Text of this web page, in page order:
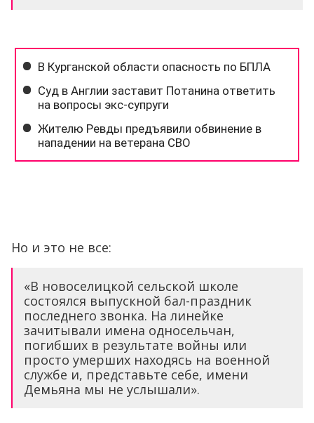
Но и это не все:
«В новоселицкой сельской школе
состоялся выпускной бал-праздник
последнего звонка. На линейке
зачитывали имена односельчан,
погибших в результате войны или
просто умерших находясь на военной
службе и, представьте себе, имени
Демьяна мы не услышали».